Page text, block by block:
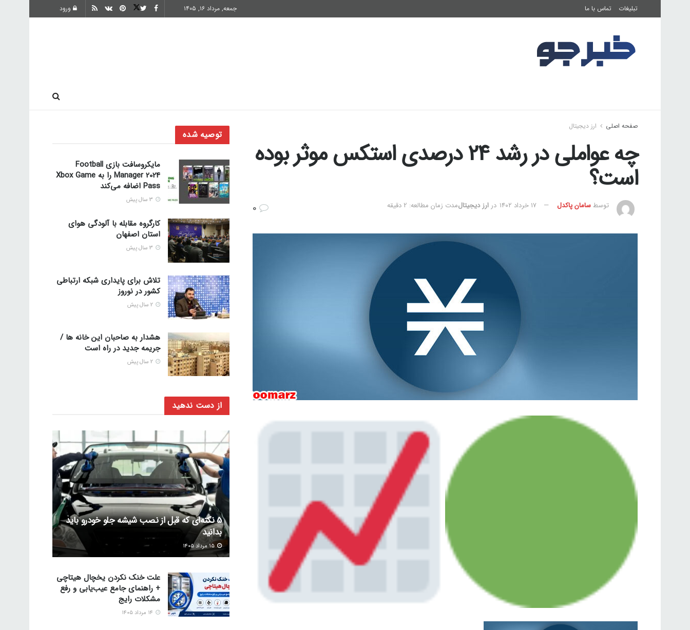
تبلیغات تماس با ما جمعه, مرداد ۱۶, ۱۴۰۵ ورود
صفحه اصلی ارز دیجیتال
چه عواملی در رشد 24 درصدی استکس موثر بوده
است؟
توسطسامان پاکدل ۱۷ خرداد ۱۴۰۲ در ارز دیجیتالمدت زمان مطالعه: 2 دقیقه
توصیه شده
مایکروسافت بازی Football
Manager 2024 را به Xbox Game
Pass اضافه می‌کند
کارگروه مقابله با آلودگی هوای
استان اصفهان
تلاش برای پایداری شبکه ارتباطی
کشور در نوروز
هشدار به صاحبان این خانه ها /
جریمه جدید در راه است
از دست ندهید
5 نکته‌ای که قبل از نصب شیشه جلو خودرو باید
بدانید
۱۵ مرداد ۱۴۰۵
علت خنک نکردن یخچال هیتاچی
+ راهنمای جامع عیب‌یابی و رفع
مشکلات رایج